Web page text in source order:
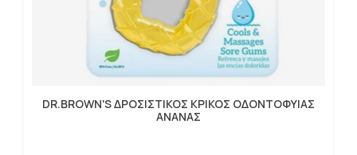
DR.BROWN'S ΔΡΟΣΙΣΤΙΚΟΣ ΚΡΙΚΟΣ ΟΔΟΝΤΟΦΥΙΑΣ
ΑΝΑΝΑΣ